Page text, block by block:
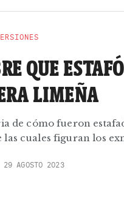
QUE
LIMEÑA
de cómo fueron
las cuales figuran los
29 AGOSTO 2023